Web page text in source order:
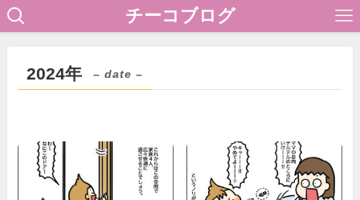
チーコブログ
2024年 – date –